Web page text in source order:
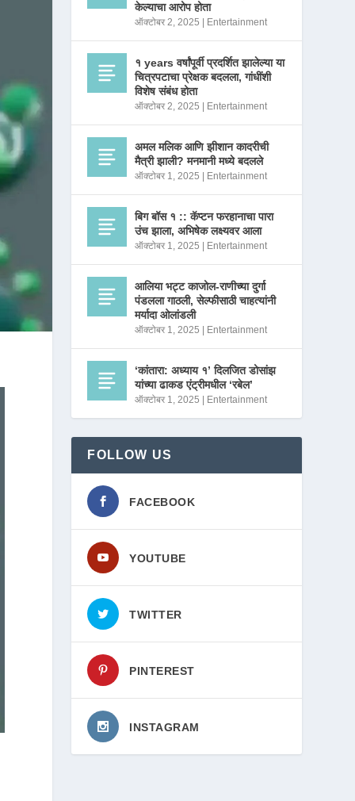
केल्याचा आरोप होता
ऑक्टोबर 2, 2025 Entertainment
१ years वर्षांपूर्वी प्रदर्शित झालेल्या या
चित्रपटाचा प्रेक्षक बदलला, गांधींशी
विशेष संबंध होता
ऑक्टोबर 2, 2025 Entertainment
अमल मलिक आणि झीशान कादरीची
मैत्री झाली? मनमानी मध्ये बदलले
ऑक्टोबर 1, 2025 Entertainment
बिग बॉस १ :: कॅप्टन फरहानाचा पारा
उंच झाला, अभिषेक लक्ष्यवर आला
ऑक्टोबर 1, 2025 Entertainment
आलिया भट्ट काजोल-राणीच्या दुर्गा
पंडलला गाठली, सेल्फीसाठी चाहत्यांनी
मर्यादा ओलांडली
ऑक्टोबर 1, 2025 Entertainment
‘कांतारा: अध्याय १’ दिलजित डोसांझ
यांच्या ढाकड एंट्रीमधील ‘रबेल’
ऑक्टोबर 1, 2025 Entertainment
FOLLOW US
FACEBOOK
YOUTUBE
TWITTER
PINTEREST
INSTAGRAM